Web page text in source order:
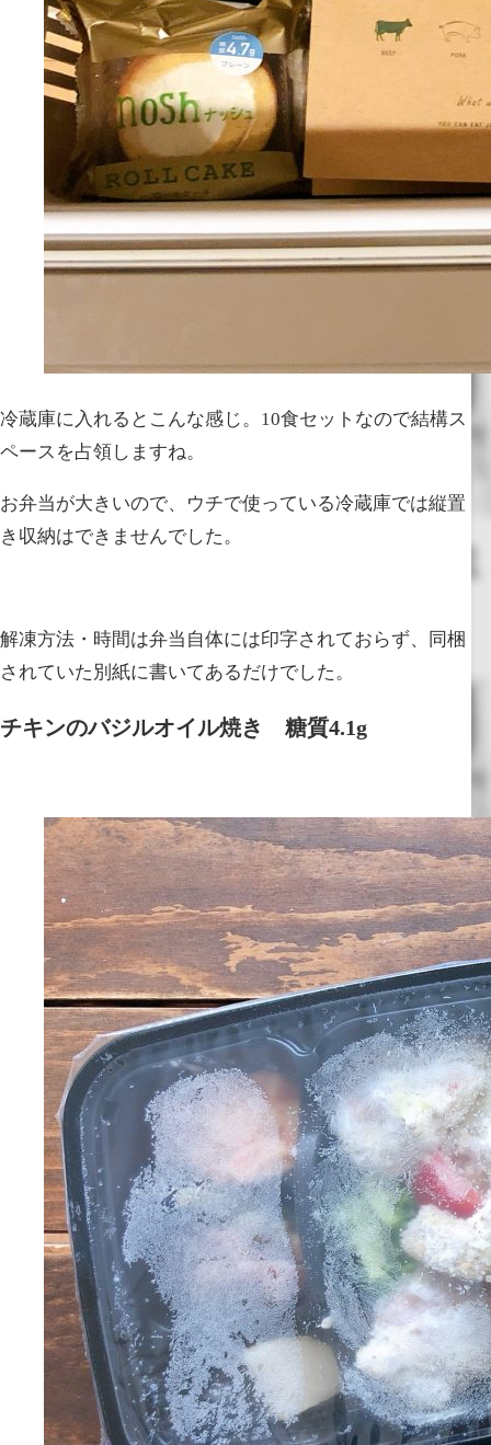
冷蔵庫に入れるとこんな感じ。10食セットなので結構ス
ペースを占領しますね。
お弁当が大きいので、ウチで使っている冷蔵庫では縦置
き収納はできませんでした。
解凍方法・時間は弁当自体には印字されておらず、同梱
されていた別紙に書いてあるだけでした。
チキンのバジルオイル焼き 糖質4.1g